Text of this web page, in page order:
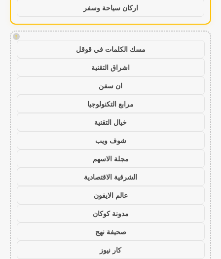
اركان سياحة وسفر
!
مسك الكلمات في قوقل
اشراق التقنية
ان سفن
مرابع التكنولوجيا
خيال التقنية
شوف ويب
مجلة الاسهم
الشرقية الاقتصادية
عالم الايفون
مدونة كوكان
صحيفة نهج
كار نيوز